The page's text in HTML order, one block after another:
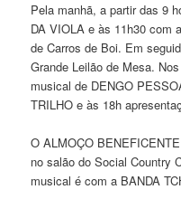
Pela manhã, a partir das 9
DA VIOLA e às 11h30 com
de Carros de Boi. Em
Grande Leilão de Mesa.
musical de DENGO
TRILHO e às 18h
O ALMOÇO
no salão do Social Country
musical é com a BANDA